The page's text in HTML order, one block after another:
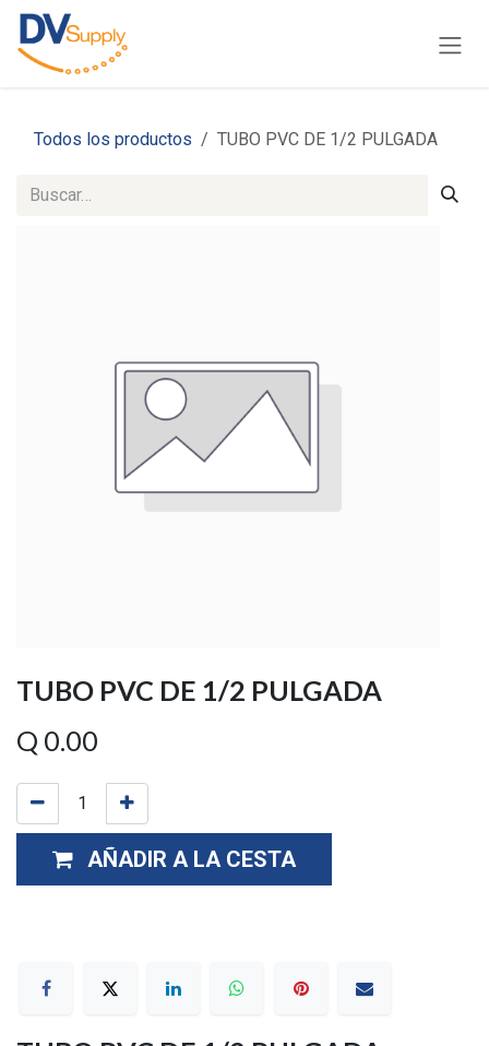
Ir al contenido
Todos los productos TUBO PVC DE 1/2 PULGADA
TUBO PVC DE 1/2 PULGADA
Q 0.00
AÑADIR A LA CESTA